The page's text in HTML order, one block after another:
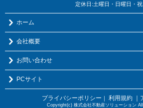
定休日:土曜日・日曜日・祝
ホーム
会社概要
お問い合わせ
PCサイト
プライバシーポリシー ｜ 利用規約
Copyright(c) 株式会社不動産ソリューション